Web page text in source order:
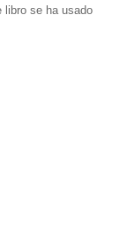
libro se ha usado